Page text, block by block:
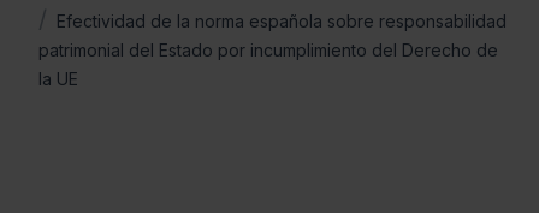
Efectividad de la norma española sobre responsabilidad
patrimonial del Estado por incumplimiento del Derecho de
la UE